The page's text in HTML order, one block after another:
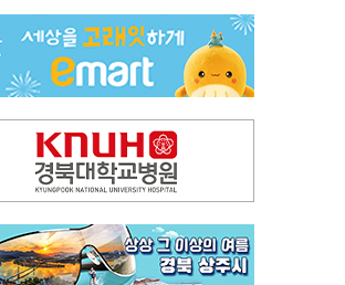
"상법개정해도 주주가 '봉'"…하이닉스 솔리다임 상장설에 술렁[개미와글와글]
전북 경찰 간부 '女교사 몰카' 아들 폰 부수고…"처벌 못하는 사안" 내부망에 글
노태악 출장에 부인 별도 일정 수행 직원도…보고서엔 '공식일정 참석'